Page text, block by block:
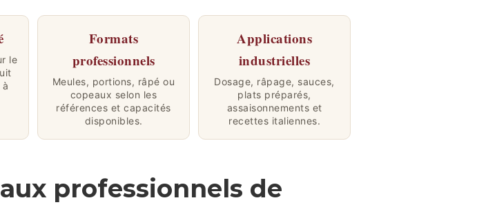
le
Formats
professionnels
Meules, portions, râpé ou
copeaux selon les
références et capacités
disponibles.
Applications
industrielles
Dosage, râpage, sauces,
plats préparés,
assaisonnements et
recettes italiennes.
professionnels de